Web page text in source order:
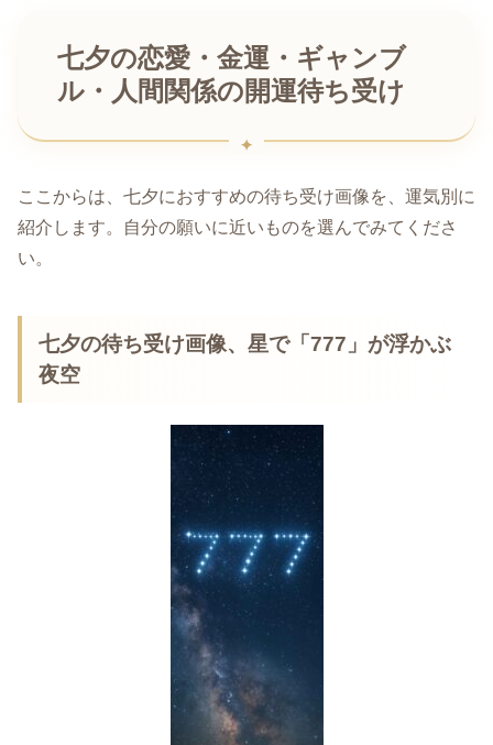
七夕の恋愛・金運・ギャンブ
ル・人間関係の開運待ち受け
ここからは、七夕におすすめの待ち受け画像を、運気別に
紹介します。自分の願いに近いものを選んでみてくださ
い。
七夕の待ち受け画像、星で「777」が浮かぶ
夜空